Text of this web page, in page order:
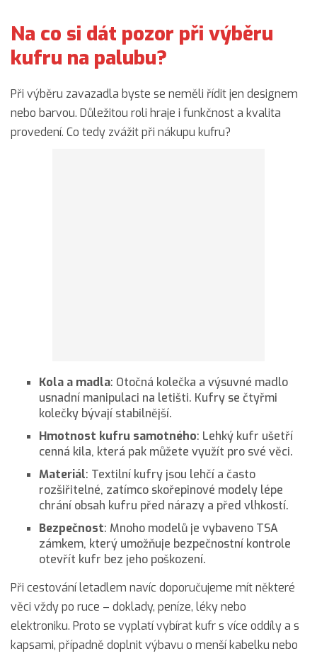
Na co si dát pozor při výběru
kufru na palubu?
Při výběru zavazadla byste se neměli řídit jen designem
nebo barvou. Důležitou roli hraje i funkčnost a kvalita
provedení. Co tedy zvážit při nákupu kufru?
Kola a madla: Otočná kolečka a výsuvné madlo
usnadní manipulaci na letišti. Kufry se čtyřmi
kolečky bývají stabilnější.
Hmotnost kufru samotného: Lehký kufr ušetří
cenná kila, která pak můžete využít pro své věci.
Materiál: Textilní kufry jsou lehčí a často
rozšiřitelné, zatímco skořepinové modely lépe
chrání obsah kufru před nárazy a před vlhkostí.
Bezpečnost: Mnoho modelů je vybaveno TSA
zámkem, který umožňuje bezpečnostní kontrole
otevřít kufr bez jeho poškození.
Při cestování letadlem navíc doporučujeme mít některé
věci vždy po ruce – doklady, peníze, léky nebo
elektroniku. Proto se vyplatí vybírat kufr s více oddíly a s
kapsami, případně doplnit výbavu o menší kabelku nebo